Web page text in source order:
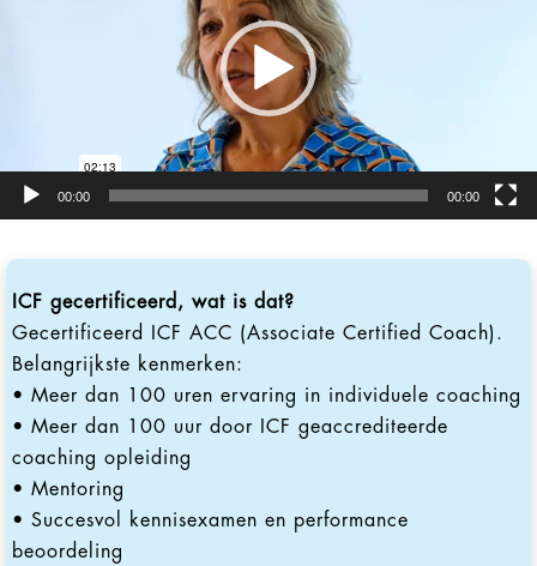
00:00 00:00
ICF gecertificeerd, wat is dat?
Gecertificeerd ICF ACC (Associate Certified Coach).
Belangrijkste kenmerken:
• Meer dan 100 uren ervaring in individuele coaching
• Meer dan 100 uur door ICF geaccrediteerde
coaching opleiding
• Mentoring
• Succesvol kennisexamen en performance
beoordeling